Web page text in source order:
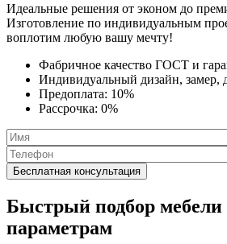
Идеальные решения от эконом до
Изготовление по индивидуальным
воплотим любую вашу мечту!
Фабричное качество ГОСТ и
Индивидуальный дизайн, замер,
Предоплата: 10%
Рассрочка: 0%
Быстрый подбор мебели
параметрам